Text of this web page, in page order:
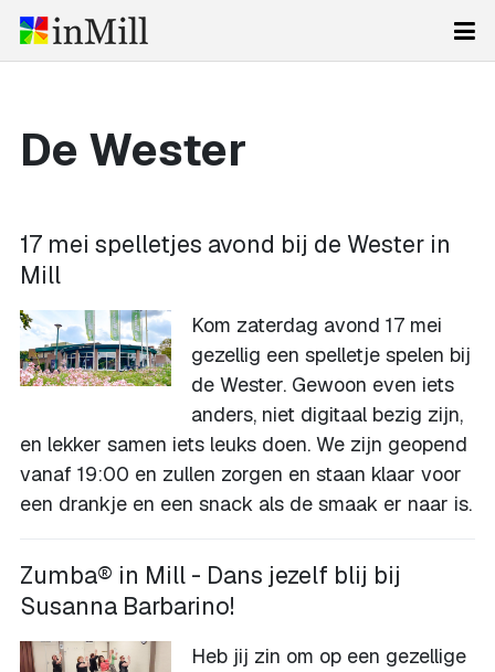
De Wester
17 mei spelletjes avond bij de Wester in
Mill
Kom zaterdag avond 17 mei
gezellig een spelletje spelen bij
de Wester. Gewoon even iets
anders, niet digitaal bezig zijn,
en lekker samen iets leuks doen. We zijn geopend
vanaf 19:00 en zullen zorgen en staan klaar voor
een drankje en een snack als de smaak er naar is.
Zumba® in Mill - Dans jezelf blij bij
Susanna Barbarino!
Heb jij zin om op een gezellige